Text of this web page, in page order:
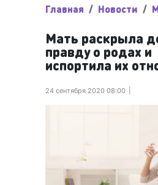
Главная Новости
Мать раскрыла
правду о родах и
испортила их
24 сентября 2020 08:00